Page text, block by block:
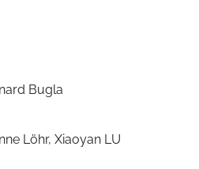
Bugla
Löhr, Xiaoyan LU